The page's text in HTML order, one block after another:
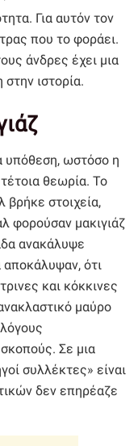
Για αυτόν τον
που το φοράει.
άνδρες έχει μια
ιστορία.
υπόθεση, ωστόσο η
θεωρία. Το
βρήκε στοιχεία,
φορούσαν μακιγιάζ
ανακάλυψε
αποκάλυψαν, ότι
και κόκκινες
μαύρο
Σε μια
συλλέκτες» είναι
δεν επηρέαζε